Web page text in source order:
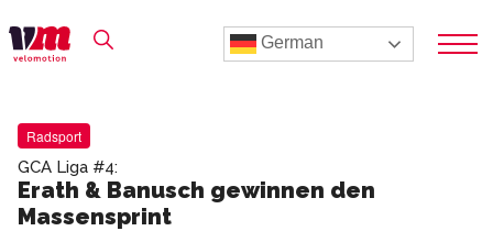
German
Radsport
GCA Liga #4:
Erath & Banusch gewinnen den
Massensprint